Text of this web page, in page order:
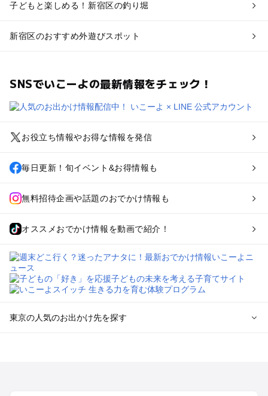
子どもと楽しめる！新宿区の釣り堀
新宿区のおすすめ外遊びスポット
SNSでいこーよの最新情報をチェック！
お役立ち情報やお得な情報を発信
毎日更新！旬イベント&お得情報も
無料招待企画や話題のおでかけ情報も
オススメおでかけ情報を動画で紹介！
東京の人気のお出かけ先を探す